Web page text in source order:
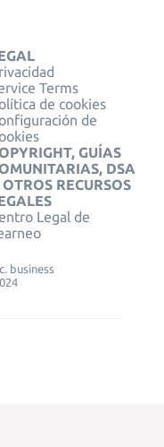
Terms
de cookies
de
GUÍAS
DSA
RECURSOS
Legal de
business